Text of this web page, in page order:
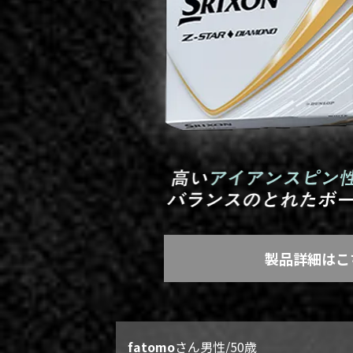
製品詳細は
fatomoさん男性/50歳